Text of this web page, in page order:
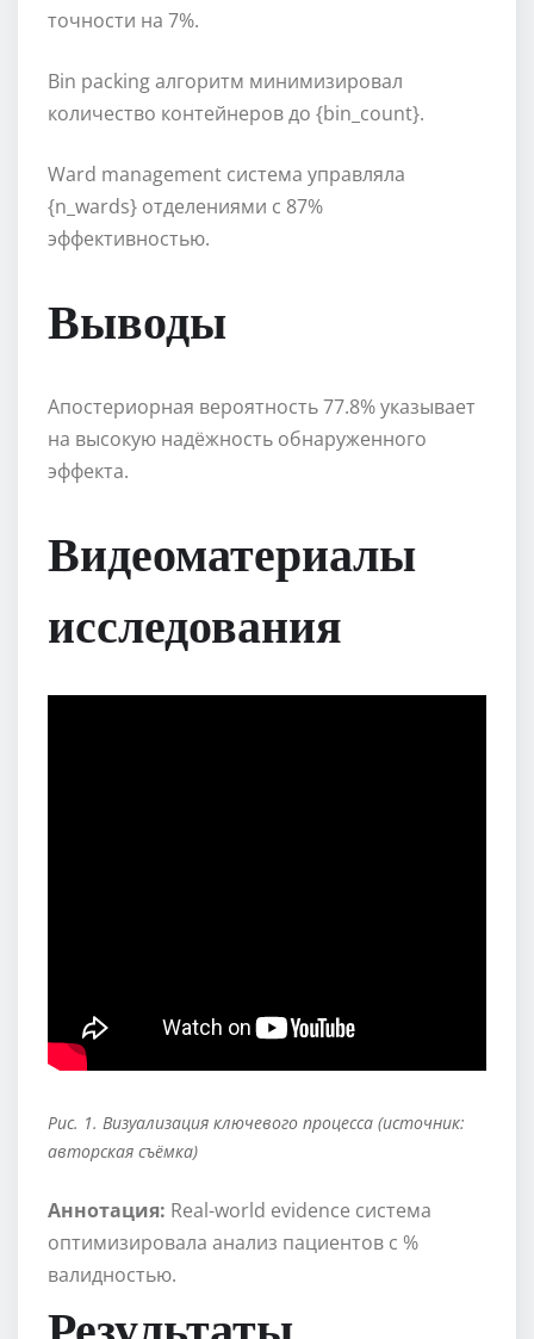
точности на 7%.
Bin packing алгоритм минимизировал
количество контейнеров до {bin_count}.
Ward management система управляла
{n_wards} отделениями с 87%
эффективностью.
Выводы
Апостериорная вероятность 77.8% указывает
на высокую надёжность обнаруженного
эффекта.
Видеоматериалы
исследования
Рис. 1. Визуализация ключевого процесса (источник:
авторская съёмка)
Аннотация: Real-world evidence система
оптимизировала анализ пациентов с %
валидностью.